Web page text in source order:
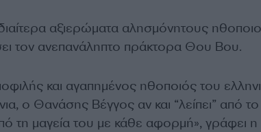
αξιερώματα αλησμόνητους
τον ανεπανάληπτο πράκτορα Θου Βου.
και αγαπημένος ηθοποιός του
ο Θανάσης Βέγγος αν και “λείπει” από
τη μαγεία του με κάθε αφορμή», γράφει η